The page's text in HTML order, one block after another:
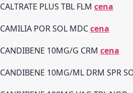
CALTRATE PLUS TBL FLM cena
CAMILIA POR SOL MDCcena
CANDIBENE 10MG/G CRM cena
CANDIBENE 10MG/ML DRM SPR